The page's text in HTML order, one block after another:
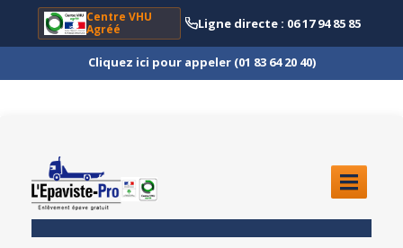
Centre VHU
Agréé
Ligne directe : 06 17 94 85 85
Cliquez ici pour appeler (01 83 64 20 40)